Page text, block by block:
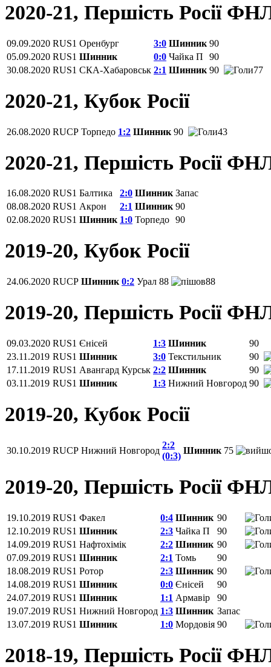
2020-21, Першість Росії
09.09.2020 RUS1 Оренбург 3:0 Шинник 90
05.09.2020 RUS1 Шинник 0:0 Чайка П
90
30.08.2020 RUS1 СКА-Хабаровськ 2:1 Шинник 90 77
2020-21, Кубок Росії
26.08.2020 RUCP Торпедо 1:2 Шинник 90 43
2020-21, Першість Росії
16.08.2020 RUS1 Балтика 2:0 Шинник Запас
08.08.2020 RUS1 Акрон 2:1 Шинник 90
02.08.2020 RUS1 Шинник 1:0 Торпедо 90
2019-20, Кубок Росії
24.06.2020 RUCP Шинник 0:2 Урал 88 88
2019-20, Першість Росії
09.03.2020 RUS1 Єнісей 1:3 Шинник
90
23.11.2019 RUS1 Шинник 3:0 Текстильник
90
17.11.2019 RUS1 Авангард Курськ 2:2 Шинник
90
03.11.2019 RUS1 Шинник 1:3 Нижний Новгород 90
2019-20, Кубок Росії
30.10.2019 RUCP Нижний Новгород
2:2
(0:3)
Шинник 75
2019-20, Першість Росії
19.10.2019 RUS1 Факел 0:4 Шинник 90
12.10.2019 RUS1 Шинник 2:3 Чайка П
90
14.09.2019 RUS1 Нафтохімік 2:2 Шинник 90
07.09.2019 RUS1 Шинник 2:1 Томь
90
18.08.2019 RUS1 Ротор 2:3 Шинник 90
14.08.2019 RUS1 Шинник 0:0 Єнісей
90
24.07.2019 RUS1 Шинник 1:1 Армавір
90
19.07.2019 RUS1 Нижний Новгород 1:3 Шинник Запас
13.07.2019 RUS1 Шинник 1:0 Мордовія 90
2018-19, Першість Росії